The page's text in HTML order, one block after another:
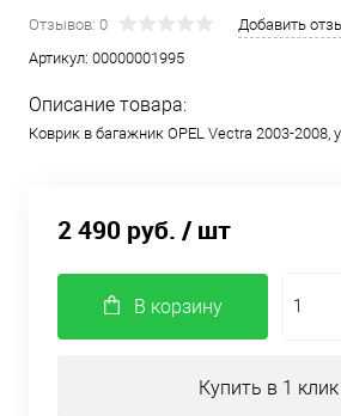
Отзывов: 0
Добавить
Артикул: 00000001995
Описание товара:
Коврик в багажник OPEL Vectra 2003-2008,
2 490 руб. / шт
В корзину
Купить в 1 клик